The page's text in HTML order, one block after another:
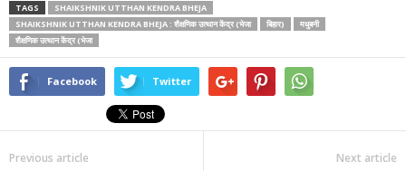
TAGS
SHAIKSHNIK UTTHAN KENDRA BHEJA
SHAIKSHNIK UTTHAN KENDRA BHEJA : शैक्षणिक उत्थान केंद्र (भेजा
बिहार)
मधुबनी
शैक्षणिक उत्थान केंद्र (भेजा
Facebook Twitter
Previous article Next article